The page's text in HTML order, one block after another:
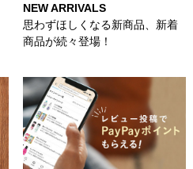
NEW ARRIVALS
思わずほしくなる新商品、新着
商品が続々登場！